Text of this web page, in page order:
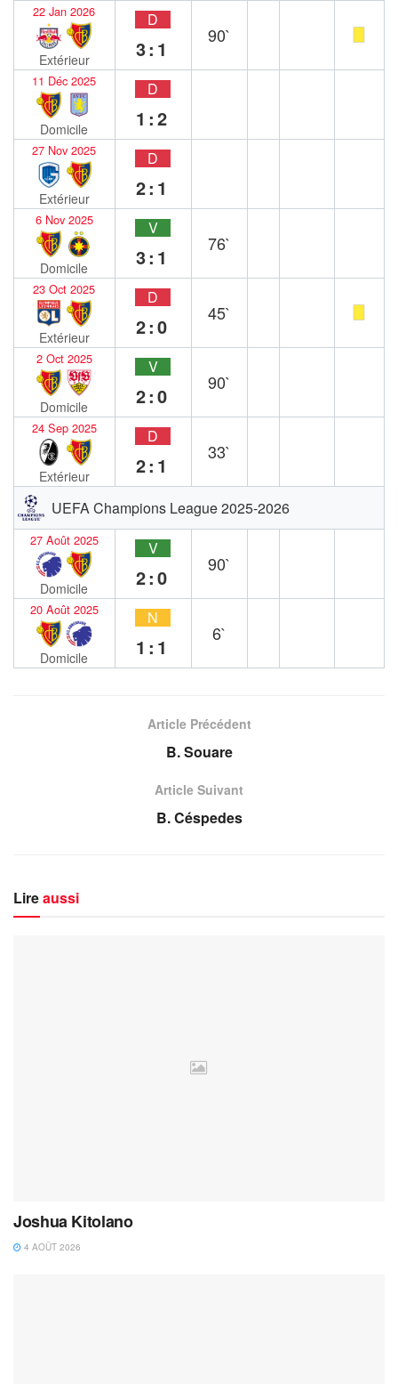
22 Jan 2026
Extérieur
D
3:1
90`
11 Déc 2025
Domicile
D
1:2
27 Nov 2025
Extérieur
D
2:1
6 Nov 2025
Domicile
V
3:1
76`
23 Oct 2025
Extérieur
D
2:0
45`
2 Oct 2025
Domicile
V
2:0
90`
24 Sep 2025
Extérieur
D
2:1
33`
UEFA Champions League 2025-2026
27 Août 2025
Domicile
V
2:0
90`
20 Août 2025
Domicile
N
1:1
6`
Article Précédent
B. Souare
Article Suivant
B. Céspedes
Lireaussi
Joshua Kitolano
4 AOÛT 2026